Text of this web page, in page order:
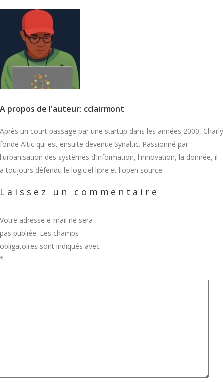
A propos de l'auteur: cclairmont
Après un court passage par une startup dans les années 2000, Charly
fonde Altic qui est ensuite devenue Synaltic. Passionné par
l'urbanisation des systèmes d’information, l'innovation, la donnée, il
a toujours défendu le logiciel libre et l'open source.
Laissez un commentaire
Votre adresse e-mail ne sera
pas publiée. Les champs
obligatoires sont indiqués avec
*